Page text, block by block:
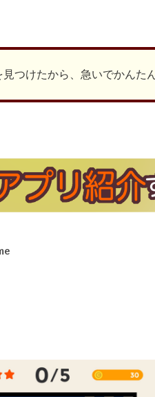
つけたから、急いでかんた